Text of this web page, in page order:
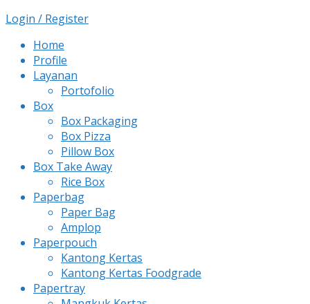
Login / Register
Home
Profile
Layanan
Portofolio
Box
Box Packaging
Box Pizza
Pillow Box
Box Take Away
Rice Box
Paperbag
Paper Bag
Amplop
Paperpouch
Kantong Kertas
Kantong Kertas Foodgrade
Papertray